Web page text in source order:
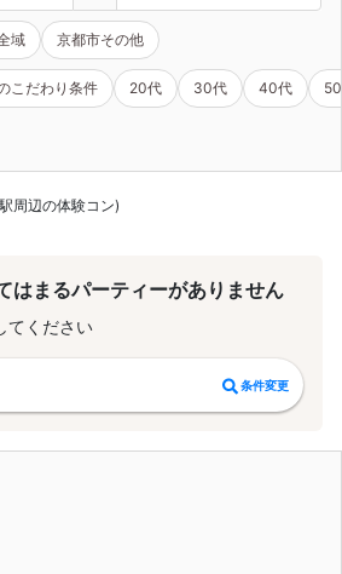
域 京都市その他
こだわり条件 20代 30代 40代
周辺の体験コン)
はまるパーティーがありません
てください
条件変更